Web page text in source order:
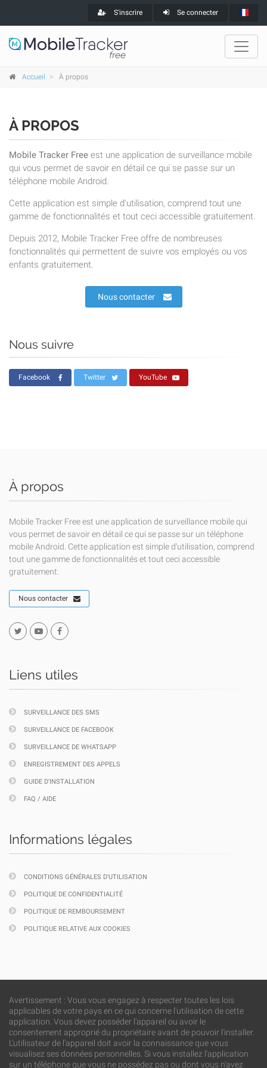
S'inscrire Se connecter
Accueil À propos
À PROPOS
Mobile Tracker Free est une application de surveillance mobile
qui vous permet de savoir en détail ce qui se passe sur un
téléphone mobile Android.
Cette application est simple d'utilisation, comprend tout une
gamme de fonctionnalités et tout ceci accessible gratuitement.
Depuis 2012, Mobile Tracker Free offre de nombreuses
fonctionnalités qui permettent de suivre vos employés ou vos
enfants gratuitement.
Nous contacter
Nous suivre
Facebook Twitter YouTube
À propos
Mobile Tracker Free est une application de surveillance mobile qui
vous permet de savoir en détail ce qui se passe sur un téléphone
mobile Android. Cette application est simple d'utilisation, comprend
tout une gamme de fonctionnalités et tout ceci accessible
gratuitement.
Nous contacter
Liens utiles
SURVEILLANCE DES SMS
SURVEILLANCE DE FACEBOOK
SURVEILLANCE DE WHATSAPP
ENREGISTREMENT DES APPELS
GUIDE D'INSTALLATION
FAQ / AIDE
Informations légales
CONDITIONS GÉNÉRALES D'UTILISATION
POLITIQUE DE CONFIDENTIALITÉ
POLITIQUE DE REMBOURSEMENT
POLITIQUE RELATIVE AUX COOKIES
Avertissement : Vous vous engagez à respecter toutes les lois
applicables de votre pays en ce qui concerne l'utilisation de cette
application. Vous devez posséder l'appareil ou avoir le
consentement approprié du propriétaire avant de pouvoir l'installer.
L'utilisateur de l'appareil doit avoir la connaissance que vous
visualisez ses données personnelles. Si vous installez l'application
sur un téléphone que vous ne possédez pas ou dont vous n'avez